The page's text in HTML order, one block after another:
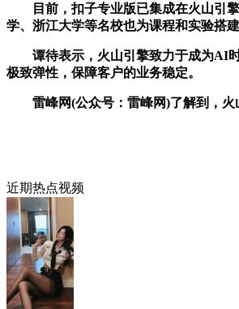
目前，扣子专业版已集成在火山引擎
学、浙江大学等名校也为课程和实验搭建
谭待表示，火山引擎致力于成为AI时
极致弹性，保障客户的业务稳定。
雷峰网(公众号：雷峰网)了解到，火
近期热点视频